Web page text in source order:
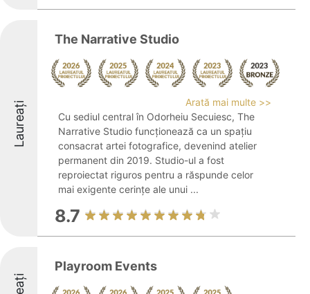
Laureați
The Narrative Studio
Arată mai multe >>
Cu sediul central în Odorheiu Secuiesc, The
Narrative Studio funcționează ca un spațiu
consacrat artei fotografice, devenind atelier
permanent din 2019. Studio-ul a fost
reproiectat riguros pentru a răspunde celor
mai exigente cerințe ale unui ...
8.7
Playroom Events